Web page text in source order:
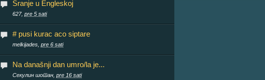
Sranje u Engleskoj
627, pre 5 sati
# pusi kurac aco siptare
melkijades, pre 6 sati
Na današnji dan umro/la je...
Секулин шотан, pre 16 sati